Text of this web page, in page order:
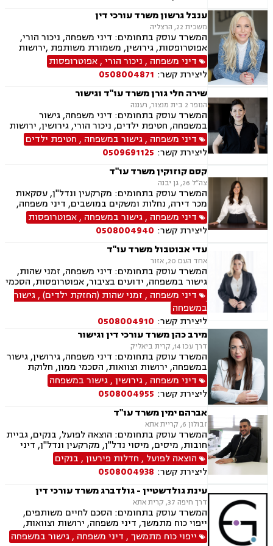
מעמד אישי, תיאום הורי, ניכור הורי, זמני שהות
ענבל גרשון משרד עורכי דין
משכית 22, הרצליה
המשרד עוסק בתחומים: דיני משפחה, ניכור הורי,
אפוטרופסות, גירושין, משמורת משותפת ,ירושות
וצוואות, לשון הרע, ייפוי כוח מתמשך
דיני משפחה , ניכור הורי,אפוטרופסות
ליצירת קשר: 0508004871
שירה חלי גורן משרד עו"ד וגישור
הנופר 2 בית מנצור, רעננה
המשרד עוסק בתחומים: דיני משפחה, גישור
במשפחה, חטיפת ילדים, ניכור הורי, גירושין, ירושות
וצוואות, ייפוי כוח מתמשך, אפוטרופסות, משמורת,
מזונות, אבהות, מעמד אישי, חלוקת רכוש, תיאום
הורי, ידועים בציבור, הסכמי ממון, זמני שהות, הורות
חד מינית, נישואים אזרחיים, חלוקת רכוש
דיני משפחה ,גישור במשפחה , חטיפת ילדים
ליצירת קשר: 0509691125
קסם קוזוקין משרד עו"ד
צה״ל 26, גן יבנה
המשרד עוסק בתחומים: מקרקעין ונדל"ן, עסקאות
מכר דירה, נחלות ומשקים במושבים, דיני משפחה,
גישור במשפחה, אפוטרופסות, הסכמי ממון, אבהות,
מזונות, משמורת, גירושין, הורות חד מינית, חלוקת
רכוש, חטיפת ילדים, ניכור הורי
דיני משפחה ,גישור במשפחה ,אפוטרופסות
ליצירת קשר: 0508004940
עדי אבוטבול משרד עו"ד
אחד העם 20, אזור
המשרד עוסק בתחומים: דיני משפחה, זמני שהות,
גישור במשפחה, ידועים בציבור, אפוטרופסות, הסכמי
ממון, אבהות, מזונות, משמורת, גירושין, הורות חד
מינית, נישואים אזרחיים, חלוקת רכוש, מעמד אישי,
תיאום הורי, ניכור הורי, ייפוי כוח מתמשך
דיני משפחה , זמני שהות (החזקת ילדים),גישור
במשפחה
ליצירת קשר: 0508004910
מירב כהן משרד עורכי דין וגישור
דרך עכו 14, קרית ביאליק
המשרד עוסק בתחומים: דיני משפחה, גירושין, גישור
במשפחה, ירושות וצוואות, הסכמי ממון, חלוקת
רכוש, ייפוי כח מתמשך, ניכור הורי, אבהות,
אפוטרופסות, מזונות, משמורת, זמני שהות, ידועים
בציבור, נישואים אזרחיים, העברה בין דורית, חוק
הנוער, אומנה, הורות חד מינית.
דיני משפחה ,גירושין,גישור במשפחה
ליצירת קשר: 0508004955
אברהם ימין משרד עו"ד
זבולון 6, קריית אתא
המשרד עוסק בתחומים: הוצאה לפועל, בנקים, גביית
חובות, מיסים, מיסוי נדל"ן, מקרקעין ונדל"ן, דיני
משפחה, מזונות, ביטוח לאומי, ירושות וצוואות, ייפוי
כוח מתמשך, חדלות פירעון.
הוצאה לפועל , חדלות פירעון, בנקים
ליצירת קשר: 0508004938
עינת גולדשטיין - גולדברג משרד עורכי דין
דרך חיפה 37, קרית אתא
המשרד עוסק בתחומים: הסכם לחיים משותפים,
ייפוי כוח מתמשך, דיני משפחה, ירושות וצוואות,
הסכמי ממון, ביטוח לאומי, תעבורה, פשיטת רגל,
ייפוי כוח מתמשך, דיני משפחה ,גישור במשפחה